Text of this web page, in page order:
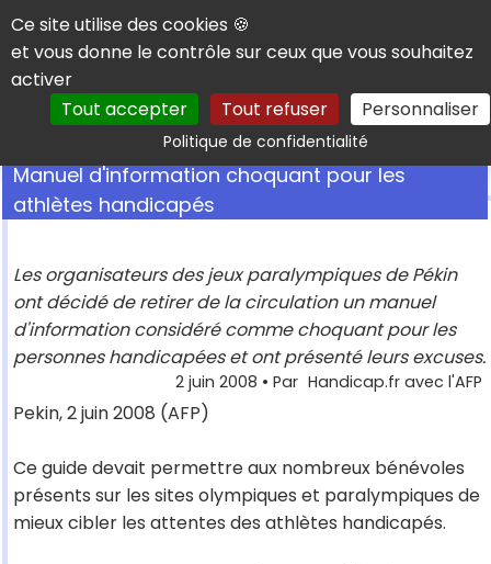
Panneau de gestion des cookies
Ce site utilise des cookies 🍪
et vous donne le contrôle sur ceux que vous souhaitez
activer
Tout accepter
Tout refuser Personnaliser
Politique de confidentialitéRechercher
Manuel d'information choquant pour les
athlètes handicapés
Les organisateurs des jeux paralympiques de Pékin
ont décidé de retirer de la circulation un manuel
d'information considéré comme choquant pour les
personnes handicapées et ont présenté leurs excuses.
2 juin 2008 • Par Handicap.fr avec l'AFP
Pekin, 2 juin 2008 (AFP)
Ce guide devait permettre aux nombreux bénévoles
présents sur les sites olympiques et paralympiques de
mieux cibler les attentes des athlètes handicapés.